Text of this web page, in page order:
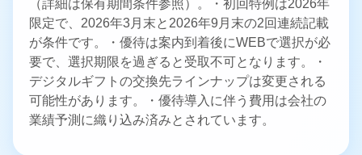
（詳細は保有期間条件参照）。・初回特例は2026年
限定で、2026年3月末と2026年9月末の2回連続記載
が条件です。・優待は案内到着後にWEBで選択が必
要で、選択期限を過ぎると受取不可となります。・
デジタルギフトの交換先ラインナップは変更される
可能性があります。・優待導入に伴う費用は会社の
業績予測に織り込み済みとされています。